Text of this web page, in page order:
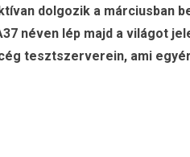
dolgozik a márciusban
néven lép majd a világot
tesztszerverein, ami